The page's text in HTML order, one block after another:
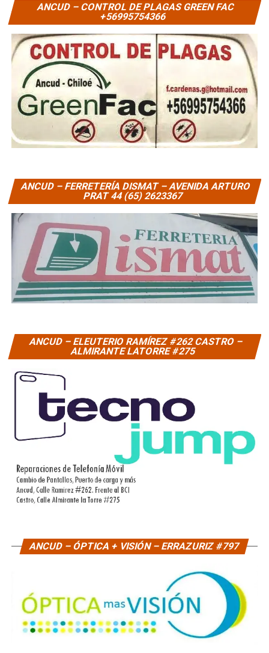
ANCUD – CONTROL DE PLAGAS GREEN FAC
+56995754366
ANCUD – FERRETERÍA DISMAT – AVENIDA ARTURO
PRAT 44 (65) 2623367
ANCUD – ELEUTERIO RAMÍREZ #262 CASTRO –
ALMIRANTE LATORRE #275
ANCUD – ÓPTICA + VISIÓN – ERRAZURIZ #797